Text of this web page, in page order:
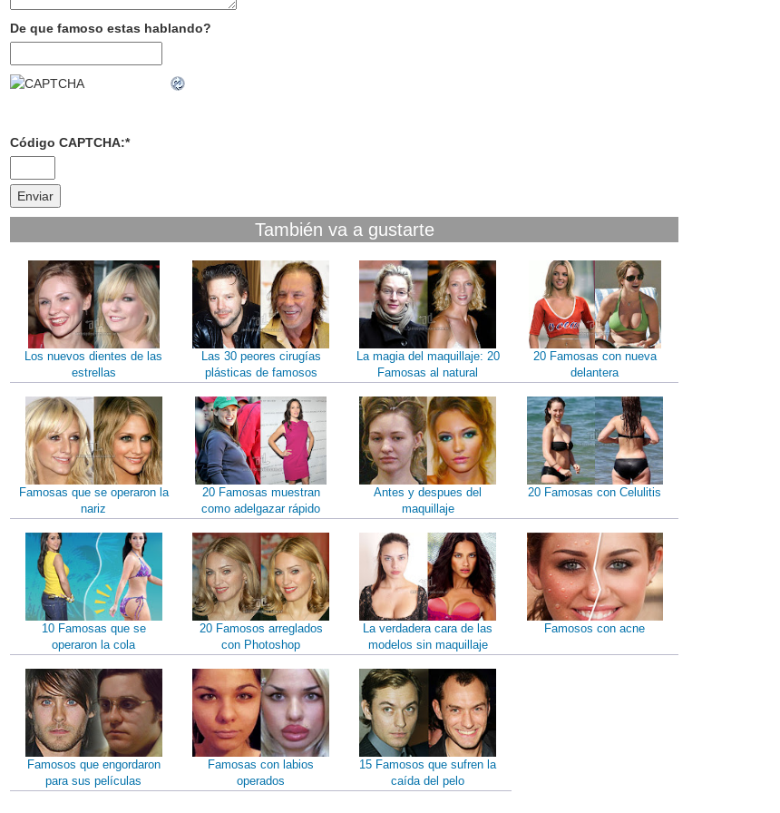
De que famoso estas hablando?
Código CAPTCHA:*
También va a gustarte
Los nuevos dientes de las
estrellas
Las 30 peores cirugías
plásticas de famosos
La magia del maquillaje: 20
Famosas al natural
20 Famosas con nueva
delantera
Famosas que se operaron la
nariz
20 Famosas muestran
como adelgazar rápido
Antes y despues del
maquillaje
20 Famosas con Celulitis
10 Famosas que se
operaron la cola
20 Famosos arreglados
con Photoshop
La verdadera cara de las
modelos sin maquillaje
Famosos con acne
Famosos que engordaron
para sus películas
Famosas con labios
operados
15 Famosos que sufren la
caída del pelo